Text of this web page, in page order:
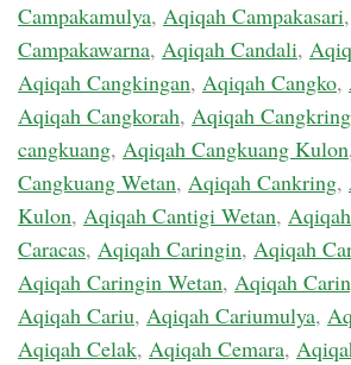
Campakamulya, Aqiqah Campakasari,
Campakawarna, Aqiqah Candali,
Aqiqah Cangkingan, Aqiqah Cangko,
Aqiqah Cangkorah, Aqiqah Cangkring
cangkuang, Aqiqah Cangkuang Kulon
Cangkuang Wetan, Aqiqah Cankring,
Kulon, Aqiqah Cantigi Wetan,
Caracas, Aqiqah Caringin, Aqiqah
Aqiqah Caringin Wetan, Aqiqah
Aqiqah Cariu, Aqiqah Cariumulya,
Aqiqah Celak, Aqiqah Cemara,